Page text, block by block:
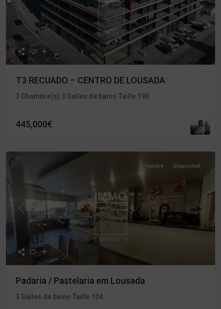
Précédent
T3 RECUADO – CENTRO DE LOUSADA
3 Chambre(s)·3 Salles de bains·Taille 190
445,000€
Précédent
Vendre Disponível
Padaria / Pastelaria em Lousada
3 Salles de bains·Taille 104